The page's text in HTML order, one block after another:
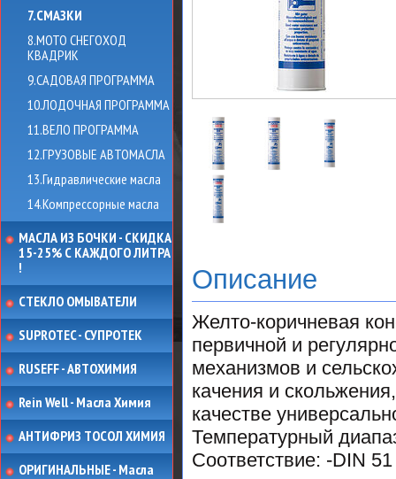
7.СМАЗКИ
8.МОТО СНЕГОХОД
КВАДРИК
9.САДОВАЯ ПРОГРАММА
10.ЛОДОЧНАЯ ПРОГРАММА
11.ВЕЛО ПРОГРАММА
12.ГРУЗОВЫЕ АВТОМАСЛА
13.Гидравлические масла
14.Компрессорные масла
МАСЛА ИЗ БОЧКИ - СКИДКА
15-25% С КАЖДОГО ЛИТРА
!
СТЕКЛО ОМЫВАТЕЛИ
SUPROTEC - СУПРОТЕК
RUSEFF - АВТОХИМИЯ
Rein Well - Масла Химия
АНТИФРИЗ ТОСОЛ ХИМИЯ
ОРИГИНАЛЬНЫЕ - Масла
Описание
Желто-коричневая
первичной и
механизмов и
качения и
качестве
Температурный
Соответствие: -DIN